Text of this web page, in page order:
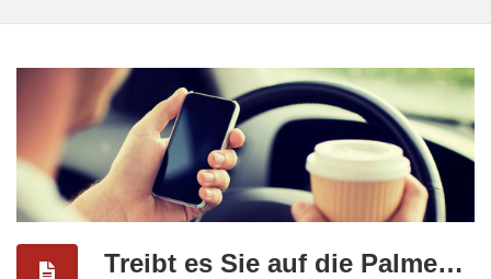
Treibt es Sie auf die Palme…